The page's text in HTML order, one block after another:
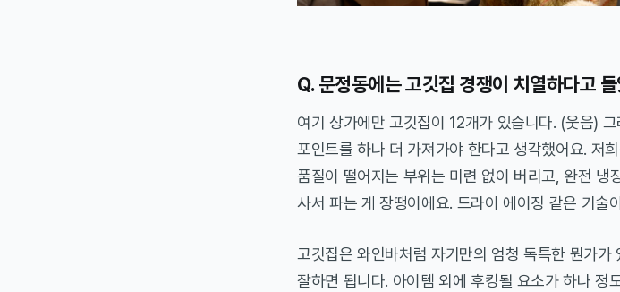
Q. 문정동에는 고깃집 경쟁이 치열하다고
여기 상가에만 고깃집이 12개가 있습니다. (웃음)
포인트를 하나 더 가져가야 한다고 생각했어요. 저
품질이 떨어지는 부위는 미련 없이 버리고, 완전 냉
사서 파는 게 장땡이에요. 드라이 에이징 같은 기술
고깃집은 와인바처럼 자기만의 엄청 독특한 뭔가
잘하면 됩니다. 아이템 외에 후킹될 요소가 하나 정